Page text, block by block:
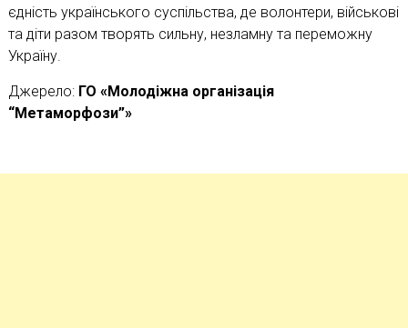
єдність українського суспільства, де волонтери, військові
та діти разом творять сильну, незламну та переможну
Україну.
Джерело: ГО «Молодіжна організація
“Метаморфози”»